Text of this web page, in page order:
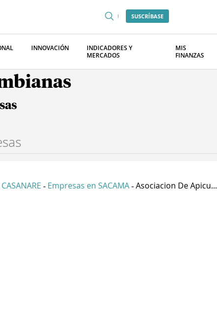
SUSCRÍBASE
INNOVACIÓN
INDICADORES Y
MERCADOS
MIS
FINANZAS
- Empresas en SACAMA - Asociacion De Apicu...